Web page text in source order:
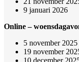
9 januari 2026
Online –
5 november 2025
19 november
10 december